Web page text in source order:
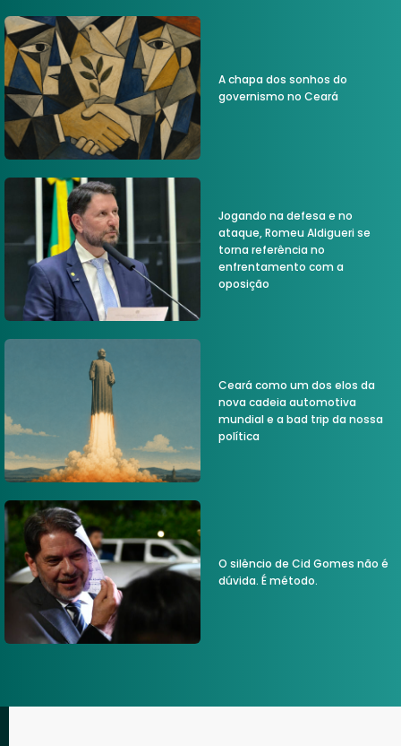
A chapa dos sonhos do
governismo no Ceará
Jogando na defesa e no
ataque, Romeu Aldigueri se
torna referência no
enfrentamento com a
oposição
Ceará como um dos elos da
nova cadeia automotiva
mundial e a bad trip da nossa
política
O silêncio de Cid Gomes não é
dúvida. É método.